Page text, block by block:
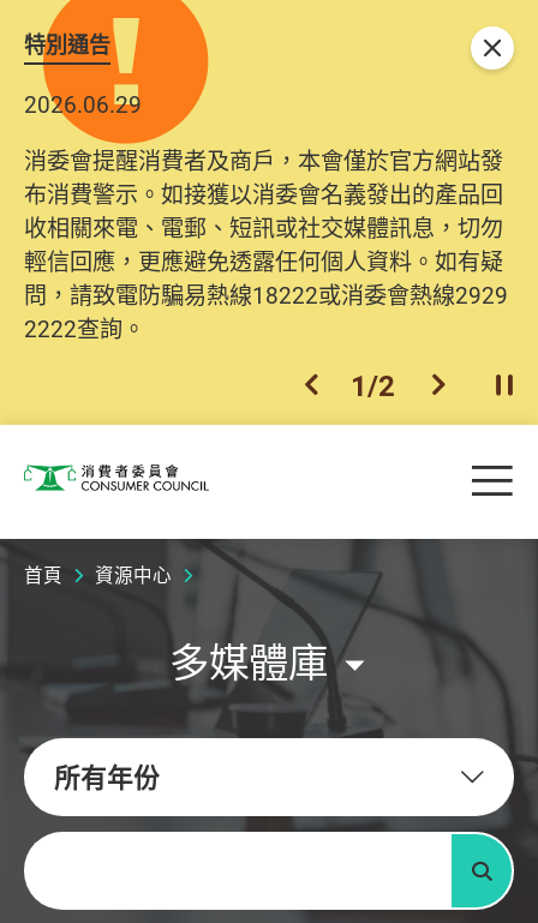
特別通告
2026.06.29
消委會提醒消費者及商戶，本會僅於官方網站發
布消費警示。如接獲以消委會名義發出的產品回
收相關來電、電郵、短訊或社交媒體訊息，切勿
輕信回應，更應避免透露任何個人資料。如有疑
問，請致電防騙易熱線18222或消委會熱線2929
2222查詢。
2025.10.31
為提升使用者體驗及網絡安全，本會的投訴處理
系統已經進行升級及推出新功能。由2025年11月
10日起，消費者需要提供基本聯絡資料（包括姓
名、電郵及電話）註冊帳戶，才可提交投訴、查
詢及建議。所有提交紀錄將清晰整合於帳戶中，
方便日後作出跟進。
上一個
2/2 下一個開
關閉
消費者委員會 目
首頁 資源中心
多媒體庫
所有年份
關鍵字
搜尋